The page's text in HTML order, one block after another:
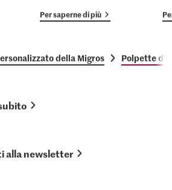
Per saperne di più
della Migros Polpette di
alla newsletter